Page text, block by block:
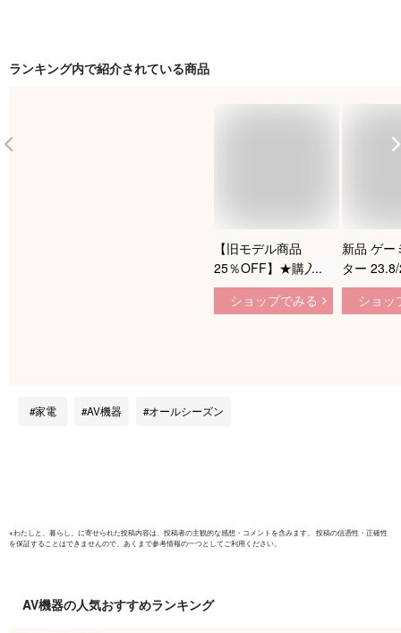
ランキング内で紹介されている商品
【旧モデル商品
25％OFF】★購入前
ご注意：イヤホンジ
ャック機能異なる★
8mm薄型】pcモニタ
ショップでみる
新品 ゲー
ター
100/
ネル
ショッ
家電 AV機器 オールシーズン
※わたしと、暮らし。 に寄せられた投稿内容は、投稿者の主観的な感想・コメントを含みます。 投稿の信憑性・正確性
を保証することはできませんので、あくまで参考情報の一つとしてご利用ください。
AV機器の人気おすすめランキング